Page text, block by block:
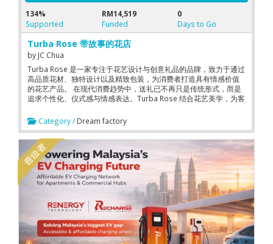
134%
Supported
RM14,519
Funded
0
Days to Go
Turba Rose 带故事的花店
by JC Chua
Turba Rose 是一家专注于花艺设计与创意礼品的品牌，致力于通过
高品质花材、独特设计以及精致包装，为消费者打造具有情感价值
的花艺产品。 在现代消费趋势中，送礼已不再只是传统形式，而是
追求个性化、仪式感与情感表达。Turba Rose 结合花艺美学，为客
的载体。
Category / Dream factory